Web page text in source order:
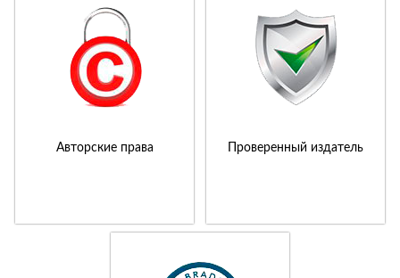
Авторские права Проверенный издатель